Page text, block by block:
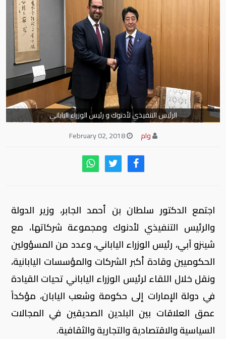
الرئيس التنفيذي لأدنوك و رئيس الوزراء الياباني
وام
February 02, 2018
اجتمع الدكتور سلطان بن أحمد الجابر، وزير الدولة
والرئيس التنفيذي لأدنوك ومجموعة شركاتها، مع
شينزو آبي، رئيس الوزراء الياباني، وعدد من المسؤولين
الحكوميين وقادة أكبر الشركات والمؤسسات اليابانية،
ونقل خلال اللقاء لرئيس الوزراء الياباني تحيات القيادة
في دولة الإمارات إلى حكومة وشعب اليابان، مؤكداً
عمق العلاقات بين البلدين الصديقين في المجالات
السياسية والاقتصادية والتجارية والثقافية.